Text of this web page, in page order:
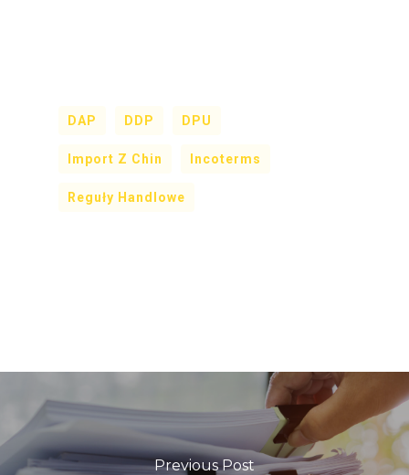
DAP DDP DPU
Import Z Chin Incoterms
Reguły Handlowe
Previous Post